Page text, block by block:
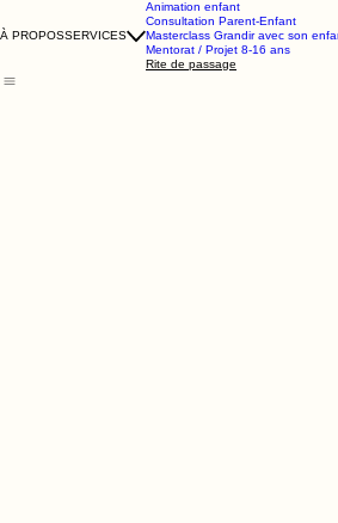
À PROPOSSERVICES
Animation enfant
Consultation Parent-Enfant
Masterclass Grandir avec son
Mentorat / Projet 8-16 ans
Rite de passage